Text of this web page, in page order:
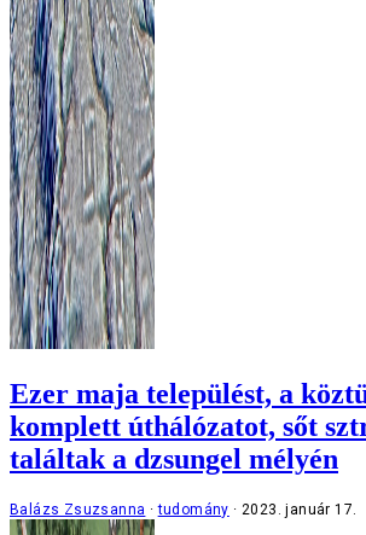
Ezer maja települést, a
komplett úthálózatot, sőt
találtak a dzsungel mélyén
Balázs Zsuzsanna tudomány 2023. január 17.